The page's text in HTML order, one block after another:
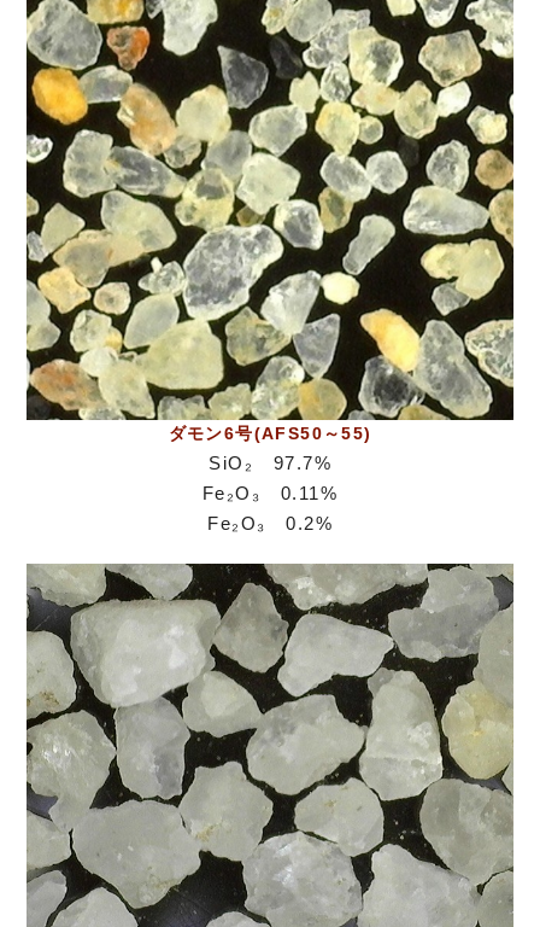
ダモン6号(AFS50～55)
SiO₂ 97.7%
Fe₂O₃ 0.11%
Fe₂O₃ 0.2%